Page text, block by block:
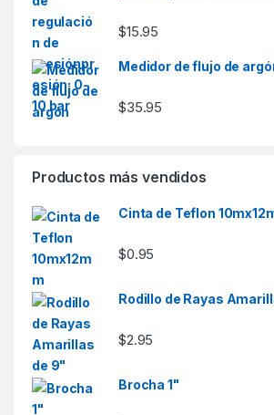
$15.95
Medidor de flujo de
$35.95
Productos más vendidos
Cinta de Teflon
$0.95
Rodillo de Rayas
$2.95
Brocha 1"